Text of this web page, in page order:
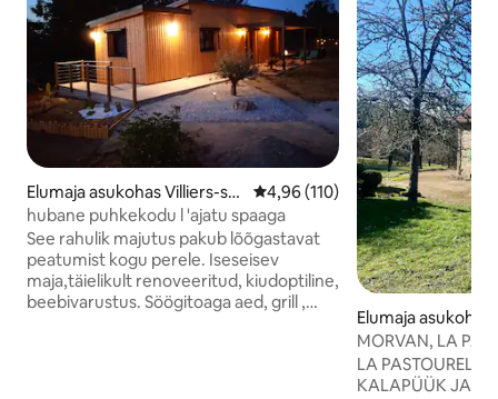
Elumaja asukohas Villiers-sur
-Yonne
Keskmine hinnang 4,96/5, 110
4,96 (110)
hubane puhkekodu l 'ajatu spaaga
See rahulik majutus pakub lõõgastavat
peatumist kogu perele. Iseseisev
maja,täielikult renoveeritud, kiudoptiline,
beebivarustus. Söögitoaga aed, grill ,
Elumaja
s-Tombes
MORVAN, LA
LA PASTOURELLE
KALAPÜÜK JA